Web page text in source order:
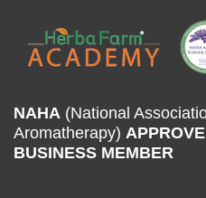
NAHA (National
Aromatherapy)
BUSINESS MEMBER